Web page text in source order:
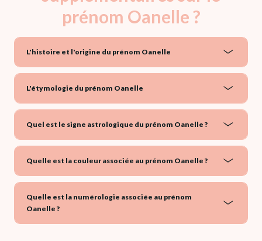
prénom Oanelle ?
L'histoire et l'origine du prénom Oanelle
L'étymologie du prénom Oanelle
Quel est le signe astrologique du prénom Oanelle ?
Quelle est la couleur associée au prénom Oanelle ?
Quelle est la numérologie associée au prénom
Oanelle ?